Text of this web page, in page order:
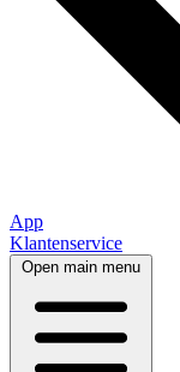
App
Klantenservice
Open main menu